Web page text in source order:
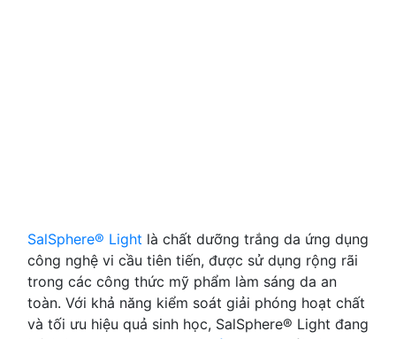
SalSphere® Light là chất dưỡng trắng da ứng dụng
công nghệ vi cầu tiên tiến, được sử dụng rộng rãi
trong các công thức mỹ phẩm làm sáng da an
toàn. Với khả năng kiểm soát giải phóng hoạt chất
và tối ưu hiệu quả sinh học, SalSphere® Light đang